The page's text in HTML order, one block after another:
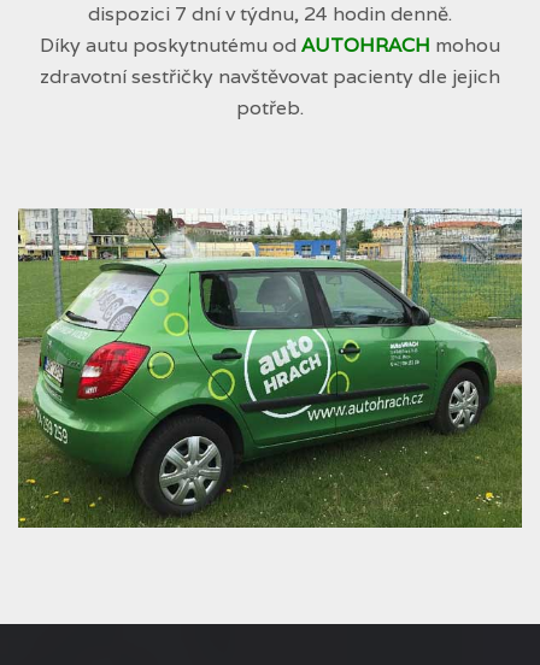
dispozici 7 dní v týdnu, 24 hodin denně.
Díky autu poskytnutému od AUTOHRACH mohou
zdravotní sestřičky navštěvovat pacienty dle jejich
potřeb.